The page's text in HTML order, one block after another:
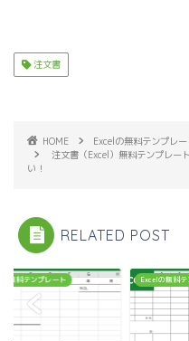
注文書
HOME
Excelの無料テンプレ
注文書（Excel）無料テンプレー
い！
RELATED POST
無料テンプレート Excelの無料